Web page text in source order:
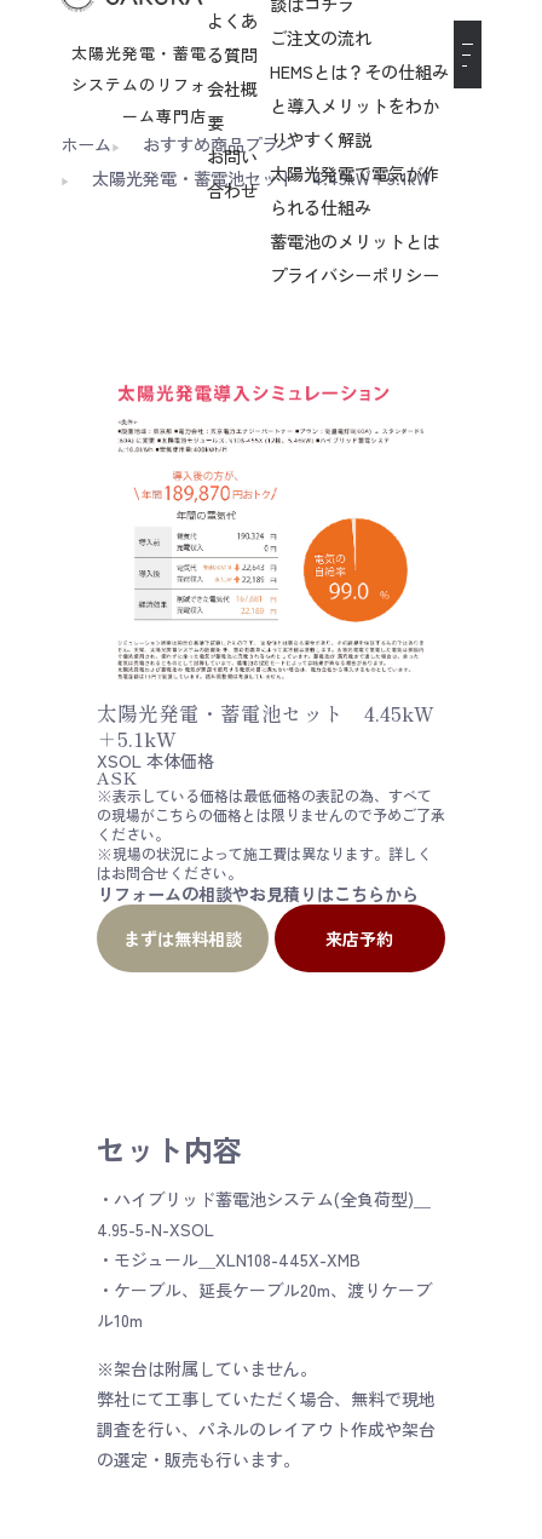
太陽光発電・蓄電
システムのリフォ
ーム専門店
よくあ
る質問
会社概
要
お問い
合わせ
ご注文の流れ
HEMSとは？その仕組み
と導入メリットをわか
りやすく解説
太陽光発電で電気が作
られる仕組み
蓄電池のメリットとは
プライバシーポリシー
ホーム
おすすめ商品プラン
太陽光発電・蓄電池セット 4.45kW＋5.1kW
太陽光発電・蓄電池セット 4.45kW
＋5.1kW
XSOL 本体価格
ASK
※表示している価格は最低価格の表記の為、すべて
の現場がこちらの価格とは限りませんので予めご了承
ください。
※現場の状況によって施工費は異なります。詳しく
はお問合せください。
リフォームの相談やお見積りはこちらから
まずは無料相談
来店予約
セット内容
・ハイブリッド蓄電池システム(全負荷型)＿
4.95-5-N-XSOL
・モジュール＿XLN108-445X-XMB
・ケーブル、延長ケーブル20m、渡りケーブ
ル10m
※架台は附属していません。
弊社にて工事していただく場合、無料で現地
調査を行い、パネルのレイアウト作成や架台
の選定・販売も行います。